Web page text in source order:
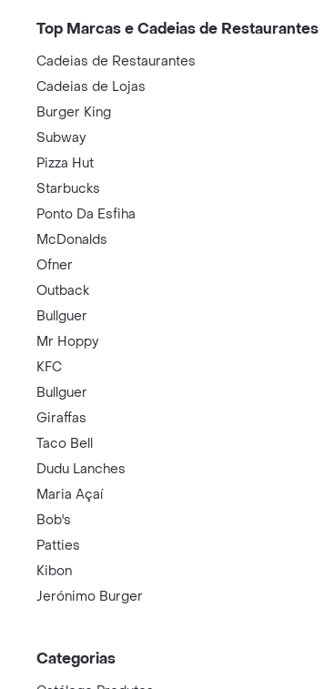
Top Marcas e Cadeias de Restaurantes
Cadeias de Restaurantes
Cadeias de Lojas
Burger King
Subway
Pizza Hut
Starbucks
Ponto Da Esfiha
McDonalds
Ofner
Outback
Bullguer
Mr Hoppy
KFC
Bullguer
Giraffas
Taco Bell
Dudu Lanches
Maria Açaí
Bob's
Patties
Kibon
Jerónimo Burger
Categorias